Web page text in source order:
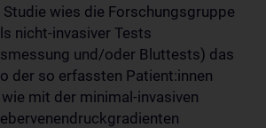
wies die Forschungsgruppe
nicht-invasiver Tests
und/oder Bluttests) das
der so erfassten Patient:innen
mit der minimal-invasiven